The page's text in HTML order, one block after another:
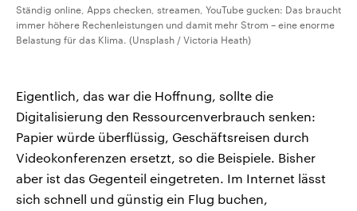
Ständig online, Apps checken, streamen, YouTube gucken: Das braucht
immer höhere Rechenleistungen und damit mehr Strom – eine enorme
Belastung für das Klima. (Unsplash / Victoria Heath)
Eigentlich, das war die Hoffnung, sollte die
Digitalisierung den Ressourcenverbrauch senken:
Papier würde überflüssig, Geschäftsreisen durch
Videokonferenzen ersetzt, so die Beispiele. Bisher
aber ist das Gegenteil eingetreten. Im Internet lässt
sich schnell und günstig ein Flug buchen,